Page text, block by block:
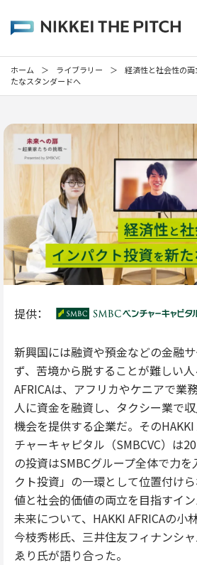
ホーム ＞ ライブラリー ＞
経済性と社会性の
たなスタンダードへ
提供：
新興国には融資や預金などの金融
ず、苦境から脱することが難しい
AFRICAは、アフリカやケニアで業
人に資金を融資し、タクシー業で
機会を提供する企業だ。そのHAKKI
チャーキャピタル（SMBCVC）は
の投資はSMBCグループ全体で力
クト投資」の一環として位置付け
値と社会的価値の両立を目指すイ
未来について、HAKKI AFRICAの小
今枝秀彬氏、三井住友フィナンシ
ゑり氏が語り合った。